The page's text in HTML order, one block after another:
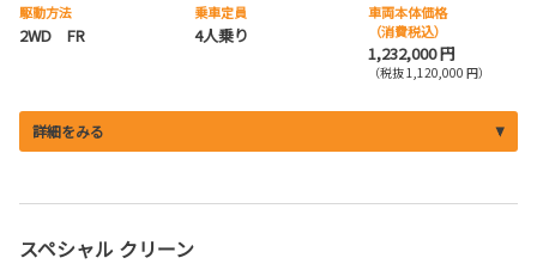
駆動方法
2WD FR
乗車定員
4人乗り
車両本体価格
（消費税込）
1,232,000 円
（税抜 1,120,000 円）
詳細をみる
スペシャル クリーン